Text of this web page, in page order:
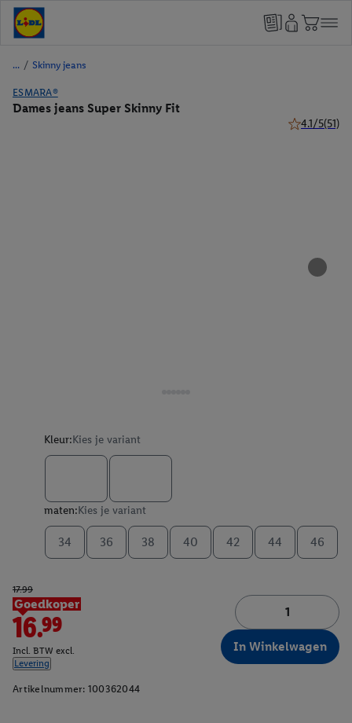
/ Skinny jeans
ESMARA®
Dames jeans Super Skinny Fit
4.1/5(51)
Kleur:Kies je variant
maten:Kies je variant
34 36 38 40 42 44 46
17.99
Goedkoper
16.99
Incl. BTW excl.
Levering
In Winkelwagen
Artikelnummer: 100362044